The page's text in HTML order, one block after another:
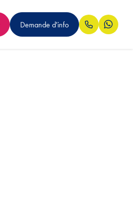
Demande d'info